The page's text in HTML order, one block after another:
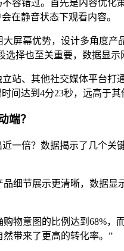
容错过。首先是内容优
在静音状态下观看内容。
屏幕优势，设计多角度产
择也至关重要，数据显
站、其他社交媒体平台
间达到4分23秒，远高于其
端？
一倍？数据揭示了几个
细节展示更清晰，数据
物意图的比例达到68%，
带来了更高的转化率。”